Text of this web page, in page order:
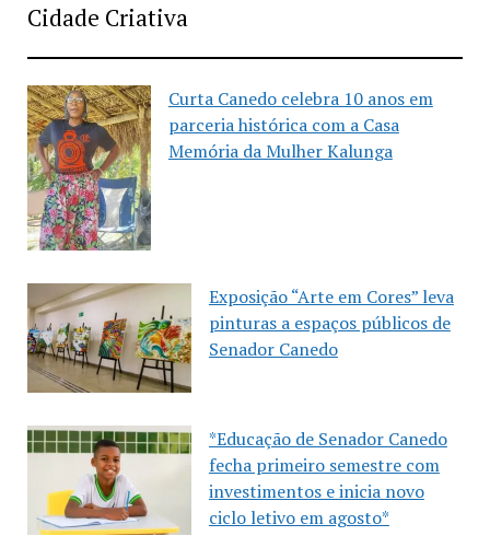
Cidade Criativa
Curta Canedo celebra 10 anos em
parceria histórica com a Casa
Memória da Mulher Kalunga
Exposição “Arte em Cores” leva
pinturas a espaços públicos de
Senador Canedo
*Educação de Senador Canedo
fecha primeiro semestre com
investimentos e inicia novo
ciclo letivo em agosto*